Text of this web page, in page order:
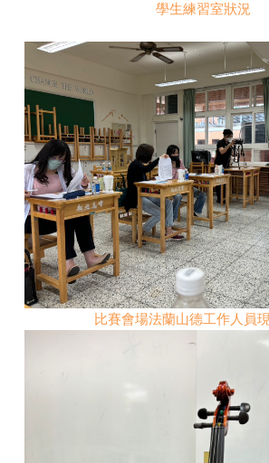
學生練習室狀況
比賽會場法蘭山德工作人員